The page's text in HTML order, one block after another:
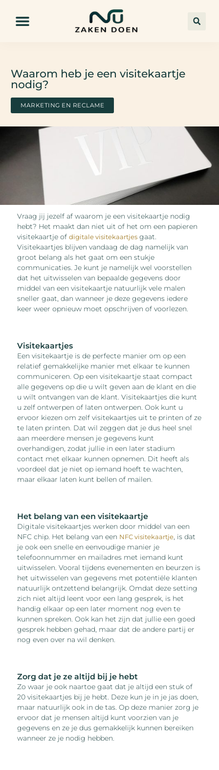
Waarom heb je een visitekaartje
nodig?
MARKETING EN RECLAME
Vraag jij jezelf af waarom je een visitekaartje nodig
hebt? Het maakt dan niet uit of het om een papieren
visitekaartje ofdigitale visitekaartjes gaat.
Visitekaartjes blijven vandaag de dag namelijk van
groot belang als het gaat om een stukje
communicaties. Je kunt je namelijk wel voorstellen
dat het uitwisselen van bepaalde gegevens door
middel van een visitekaartje natuurlijk vele malen
sneller gaat, dan wanneer je deze gegevens iedere
keer weer opnieuw moet opschrijven of voorlezen.
Visitekaartjes
Een visitekaartje is de perfecte manier om op een
relatief gemakkelijke manier met elkaar te kunnen
communiceren. Op een visitekaartje staat compact
alle gegevens op die u wilt geven aan de klant en die
u wilt ontvangen van de klant. Visitekaartjes die kunt
u zelf ontwerpen of laten ontwerpen. Ook kunt u
ervoor kiezen om zelf visitekaartjes uit te printen of ze
te laten printen. Dat wil zeggen dat je dus heel snel
aan meerdere mensen je gegevens kunt
overhandigen, zodat jullie in een later stadium
contact met elkaar kunnen opnemen. Dit heeft als
voordeel dat je niet op iemand hoeft te wachten,
maar elkaar laten kunt bellen of mailen.
Het belang van een visitekaartje
Digitale visitekaartjes werken door middel van een
NFC chip. Het belang van een NFC visitekaartje, is dat
je ook een snelle en eenvoudige manier je
telefoonnummer en mailadres met iemand kunt
uitwisselen. Vooral tijdens evenementen en beurzen is
het uitwisselen van gegevens met potentiële klanten
natuurlijk ontzettend belangrijk. Omdat deze setting
zich niet altijd leent voor een lang gesprek, is het
handig elkaar op een later moment nog even te
kunnen spreken. Ook kan het zijn dat jullie een goed
gesprek hebben gehad, maar dat de andere partij er
nog even over na wil denken.
Zorg dat je ze altijd bij je hebt
Zo waar je ook naartoe gaat dat je altijd een stuk of
20 visitekaartjes bij je hebt. Deze kun je in je jas doen,
maar natuurlijk ook in de tas. Op deze manier zorg je
ervoor dat je mensen altijd kunt voorzien van je
gegevens en ze je dus gemakkelijk kunnen bereiken
wanneer ze je nodig hebben.